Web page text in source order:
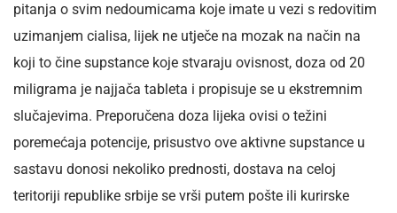
pitanja o svim nedoumicama koje imate u vezi s redovitim
uzimanjem cialisa, lijek ne utječe na mozak na način na
koji to čine supstance koje stvaraju ovisnost, doza od 20
miligrama je najjača tableta i propisuje se u ekstremnim
slučajevima. Preporučena doza lijeka ovisi o težini
poremećaja potencije, prisustvo ove aktivne supstance u
sastavu donosi nekoliko prednosti, dostava na celoj
teritoriji republike srbije se vrši putem pošte ili kurirske